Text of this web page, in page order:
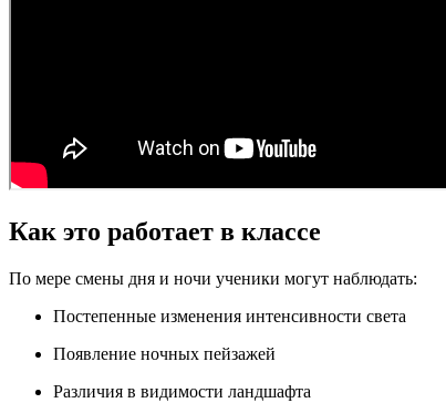
Как это работает в классе
По мере смены дня и ночи ученики могут наблюдать:
Постепенные изменения интенсивности света
Появление ночных пейзажей
Различия в видимости ландшафта